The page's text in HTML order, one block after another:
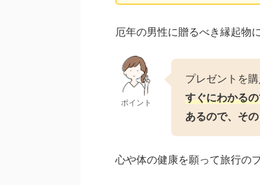
厄年の男性に贈るべき縁起物
ポイント
プレゼントを
すぐにわかる
あるので、そ
心や体の健康を願って旅行の